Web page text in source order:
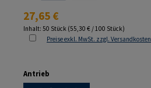
Regulärer Preis:
27,65 €
Inhalt: 50 Stück (55,30 € / 100 Stück)
Preise exkl. MwSt. zzgl. Versandkosten
Antrieb